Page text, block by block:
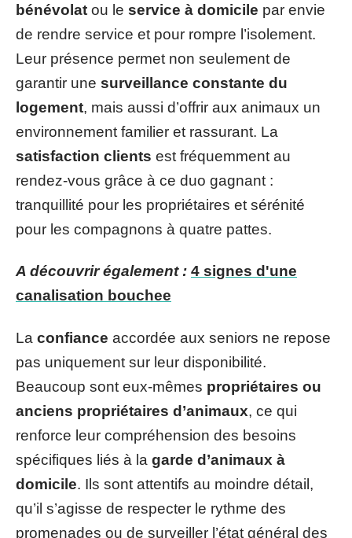
bénévolat ou le service à domicile par envie
de rendre service et pour rompre l’isolement.
Leur présence permet non seulement de
garantir une surveillance constante du
logement, mais aussi d’offrir aux animaux un
environnement familier et rassurant. La
satisfaction clients est fréquemment au
rendez-vous grâce à ce duo gagnant :
tranquillité pour les propriétaires et sérénité
pour les compagnons à quatre pattes.
A découvrir également : 4 signes d'une
canalisation bouchee
La confiance accordée aux seniors ne repose
pas uniquement sur leur disponibilité.
Beaucoup sont eux-mêmes propriétaires ou
anciens propriétaires d’animaux, ce qui
renforce leur compréhension des besoins
spécifiques liés à la garde d’animaux à
domicile. Ils sont attentifs au moindre détail,
qu’il s’agisse de respecter le rythme des
promenades ou de surveiller l’état général des